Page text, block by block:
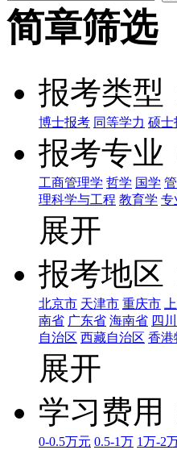
简章筛选
报考类型
博士报考 同等学力 硕士
报考专业
工商管理学 哲学 国学
理科学与工程 教育学 专
展开
报考地区
北京市 天津市 重庆市
南省 广东省 海南省 四
自治区 西藏自治区 香港
展开
学习费用
0-0.5万元 0.5-1万 1万-2